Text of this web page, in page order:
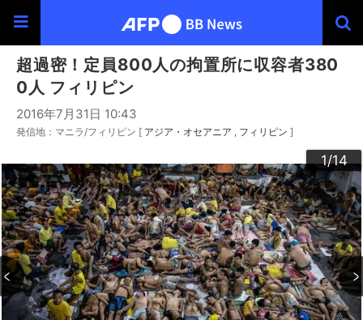
超過密！定員800人の拘置所に収容者380
0人 フィリピン
2016年7月31日 10:43
発信地：マニラ/フィリピン [ アジア・オセアニア フィリピン ]
1/14
2/14
3/14
4/14
5/14
6/14
7/14
8/14
9/14
10/14
11/14
12/14
13/14
14/14